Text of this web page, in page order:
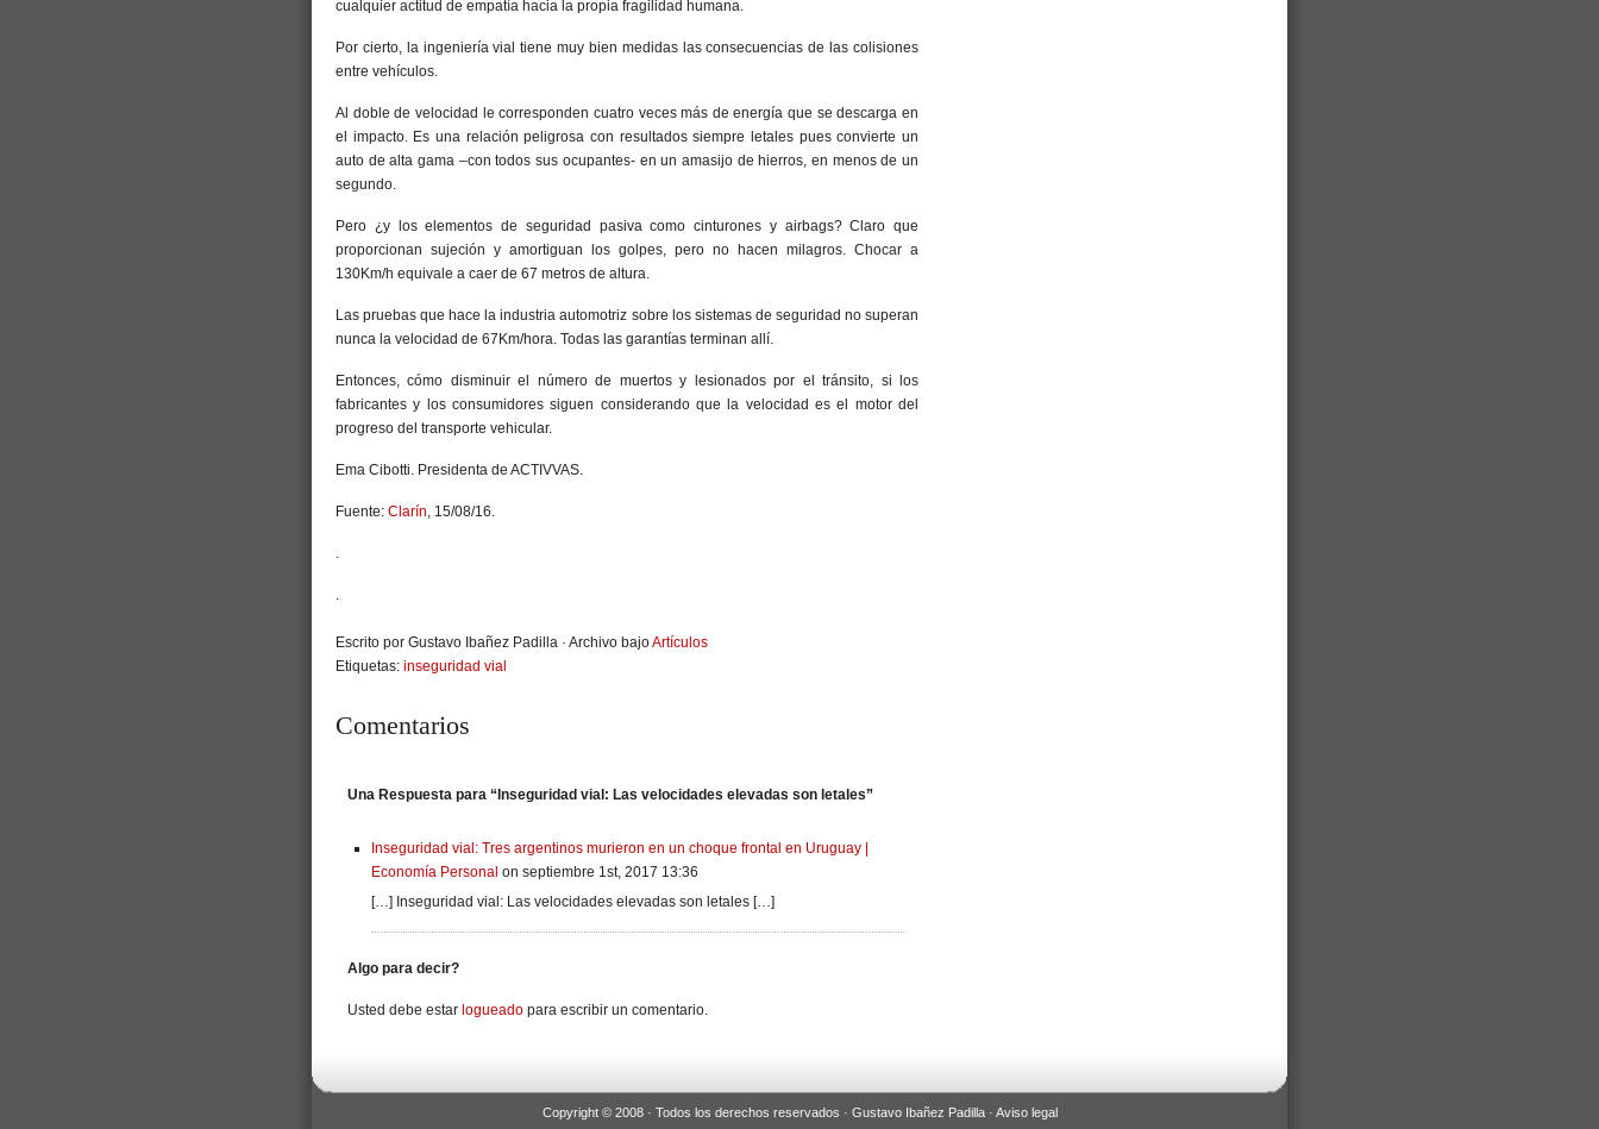
cualquier actitud de empatía hacia la propia fragilidad humana.
Por cierto, la ingeniería vial tiene muy bien medidas las consecuencias de las colisiones
entre vehículos.
Al doble de velocidad le corresponden cuatro veces más de energía que se descarga en
el impacto. Es una relación peligrosa con resultados siempre letales pues convierte un
auto de alta gama –con todos sus ocupantes- en un amasijo de hierros, en menos de un
segundo.
Pero ¿y los elementos de seguridad pasiva como cinturones y airbags? Claro que
proporcionan sujeción y amortiguan los golpes, pero no hacen milagros. Chocar a
130Km/h equivale a caer de 67 metros de altura.
Las pruebas que hace la industria automotriz sobre los sistemas de seguridad no superan
nunca la velocidad de 67Km/hora. Todas las garantías terminan allí.
Entonces, cómo disminuir el número de muertos y lesionados por el tránsito, si los
fabricantes y los consumidores siguen considerando que la velocidad es el motor del
progreso del transporte vehicular.
Ema Cibotti. Presidenta de ACTIVVAS.
Fuente: Clarín, 15/08/16.
.
.
Escrito por Gustavo Ibañez Padilla · Archivo bajoArtículos
Etiquetas: inseguridad vial
Comentarios
Una Respuesta para “Inseguridad vial: Las velocidades elevadas son letales”
Inseguridad vial: Tres argentinos murieron en un choque frontal en Uruguay |
Economía Personal on septiembre 1st, 2017 13:36
[…] Inseguridad vial: Las velocidades elevadas son letales […]
Algo para decir?
Usted debe estar logueado para escribir un comentario.
Copyright © 2008 · Todos los derechos reservados · Gustavo Ibañez Padilla · Aviso legal